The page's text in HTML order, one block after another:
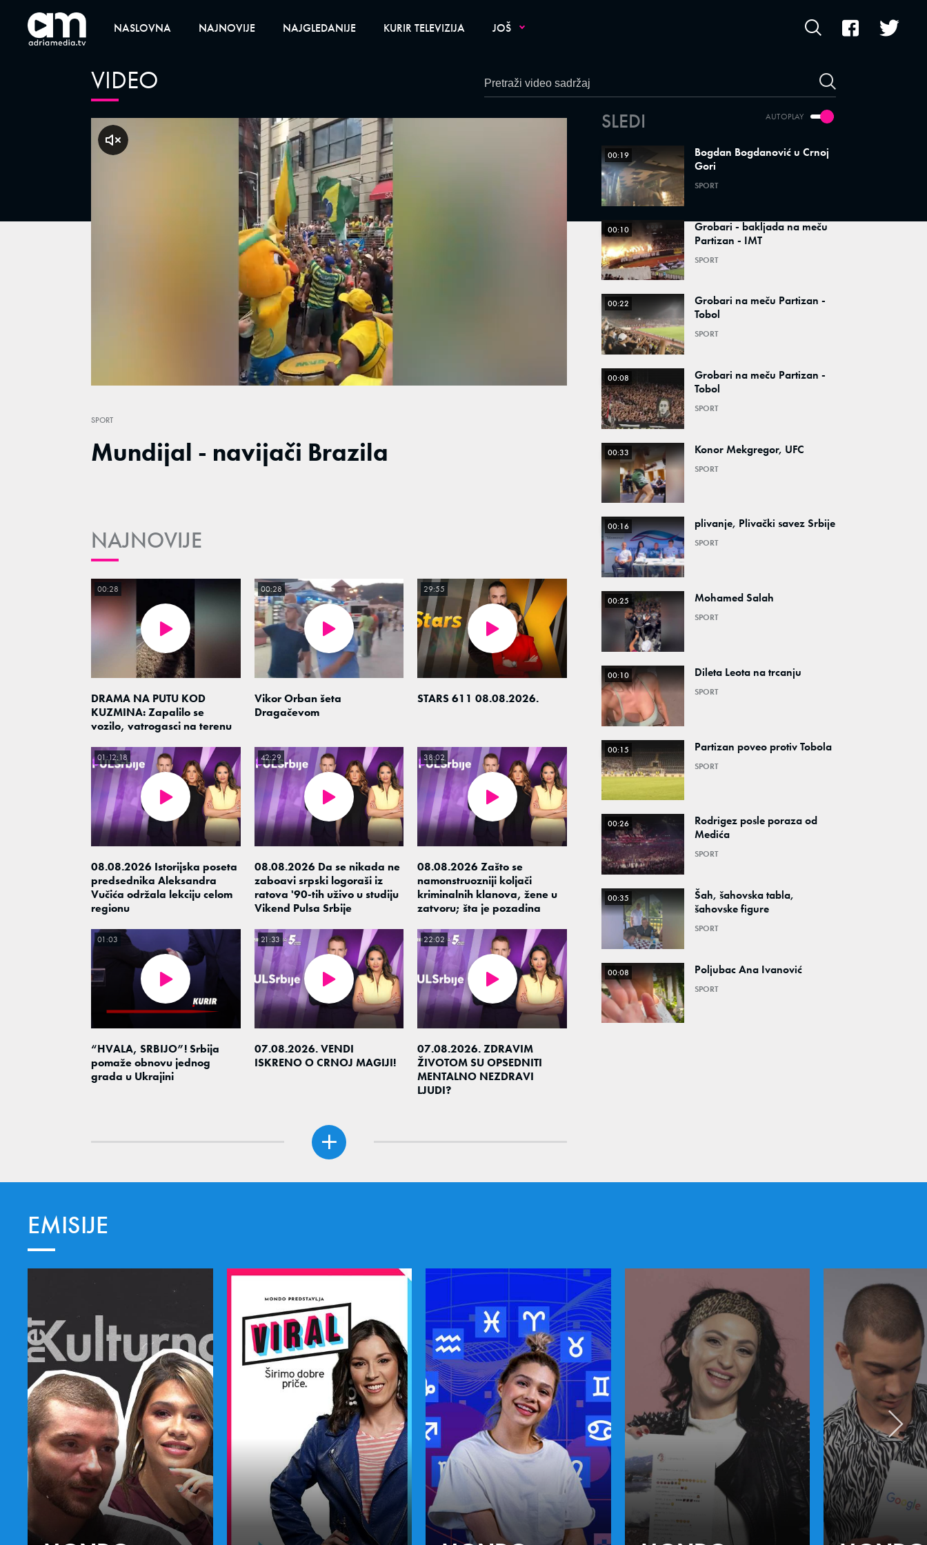
NASLOVNA NAJNOVIJE NAJGLEDANIJE KURIR TELEVIZIJA JOŠ
VIDEO
Unmute
Loaded
67.19%
klikni za zvuk
SPORT
Mundijal - navijači Brazila
NAJNOVIJE
DRAMA NA PUTU KOD
KUZMINA: Zapalilo se
vozilo, vatrogasci na terenu
00:28
Vikor Orban šeta
Dragačevom
00:28
STARS 611 08.08.2026.
29:55
08.08.2026 Istorijska poseta
predsednika Aleksandra
Vučića održala lekciju celom
regionu
01:12:18
08.08.2026 Da se nikada ne
zaboavi srpski logoraši iz
ratova '90-tih uživo u studiju
Vikend Pulsa Srbije
42:29
08.08.2026 Zašto se
namonstruozniji koljači
kriminalnih klanova, žene u
zatvoru; šta je pozadina
38:02
“HVALA, SRBIJO”! Srbija
pomaže obnovu jednog
grada u Ukrajini
01:03
07.08.2026. VENDI
ISKRENO O CRNOJ MAGIJI!
21:33
07.08.2026. ZDRAVIM
ŽIVOTOM SU OPSEDNITI
MENTALNO NEZDRAVI
LJUDI?
22:02
AUTOPLAY
SLEDI
00:19
Bogdan Bogdanović u Crnoj
Gori
SPORT
00:10
Grobari - bakljada na meču
Partizan - IMT
SPORT
00:22
Grobari na meču Partizan -
Tobol
SPORT
00:08
Grobari na meču Partizan -
Tobol
SPORT
00:33 Konor Mekgregor, UFC
SPORT
00:16 plivanje, Plivački savez Srbije
SPORT
00:25 Mohamed Salah
SPORT
00:10 Dileta Leota na trcanju
SPORT
00:15 Partizan poveo protiv Tobola
SPORT
00:26
Rodrigez posle poraza od
Medića
SPORT
00:35
Šah, šahovska tabla,
šahovske figure
SPORT
00:08 Poljubac Ana Ivanović
SPORT
EMISIJE